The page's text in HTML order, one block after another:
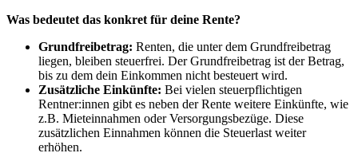
Was bedeutet das konkret für deine Rente?
Grundfreibetrag: Renten, die unter dem Grundfreibetrag
liegen, bleiben steuerfrei. Der Grundfreibetrag ist der Betrag,
bis zu dem dein Einkommen nicht besteuert wird.
Zusätzliche Einkünfte: Bei vielen steuerpflichtigen
Rentner:innen gibt es neben der Rente weitere Einkünfte, wie
z.B. Mieteinnahmen oder Versorgungsbezüge. Diese
zusätzlichen Einnahmen können die Steuerlast weiter
erhöhen.